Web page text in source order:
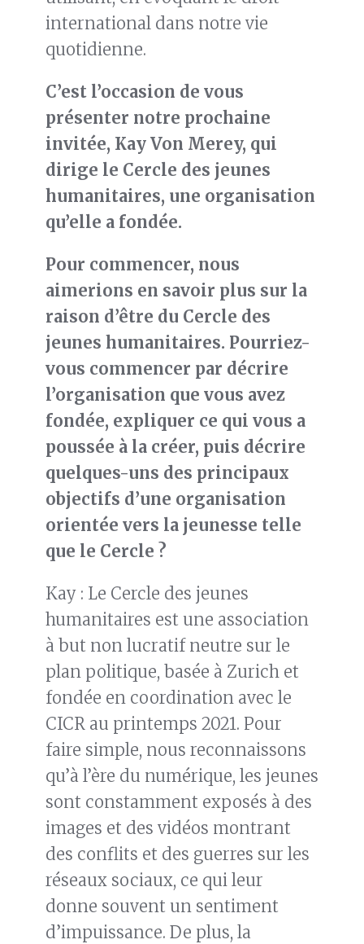
international dans notre vie
quotidienne.
C’est l’occasion de vous
présenter notre prochaine
invitée, Kay Von Merey, qui
dirige le Cercle des jeunes
humanitaires, une organisation
qu’elle a fondée.
Pour commencer, nous
aimerions en savoir plus sur la
raison d’être du Cercle des
jeunes humanitaires. Pourriez-
vous commencer par décrire
l’organisation que vous avez
fondée, expliquer ce qui vous a
poussée à la créer, puis décrire
quelques-uns des principaux
objectifs d’une organisation
orientée vers la jeunesse telle
que le Cercle ?
Kay : Le Cercle des jeunes
humanitaires est une association
à but non lucratif neutre sur le
plan politique, basée à Zurich et
fondée en coordination avec le
CICR au printemps 2021. Pour
faire simple, nous reconnaissons
qu’à l’ère du numérique, les jeunes
sont constamment exposés à des
images et des vidéos montrant
des conflits et des guerres sur les
réseaux sociaux, ce qui leur
donne souvent un sentiment
d’impuissance. De plus, la